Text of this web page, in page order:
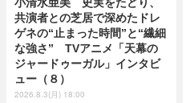
共演者との芝居で深めたドレ
ゲネの“止まった時間”と“繊細
な強さ” TVアニメ「天幕の
ジャードゥーガル」インタビ
ュー（８）
2026.8.3(月) 18:00